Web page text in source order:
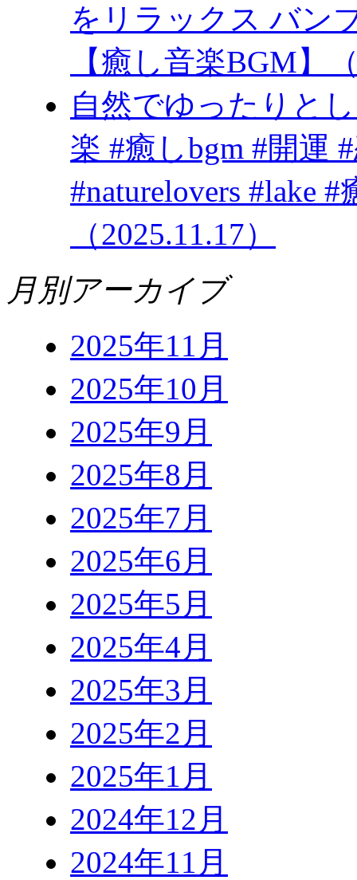
をリラックス バン
【癒し音楽BGM】
自然でゆったりと
楽 #癒しbgm #開運
#naturelovers #lake
（2025.11.17）
月別アーカイブ
2025年11月
2025年10月
2025年9月
2025年8月
2025年7月
2025年6月
2025年5月
2025年4月
2025年3月
2025年2月
2025年1月
2024年12月
2024年11月